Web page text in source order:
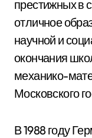
престижных в
отличное
научной и
окончания
механико-
Московского
В 1988 году